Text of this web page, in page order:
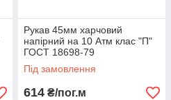
Рукав 45мм харчовий
напірний на 10 Атм клас "П"
ГОСТ 18698-79
Під замовлення
614 ₴/пог.м